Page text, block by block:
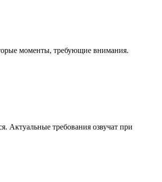
моменты, требующие внимания.
Актуальные требования озвучат при